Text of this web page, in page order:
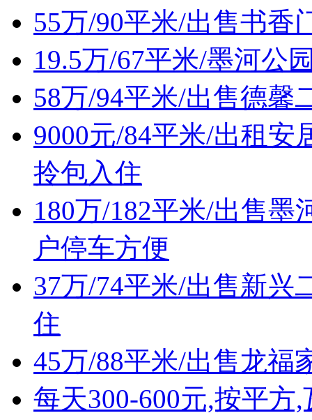
55万/90平米/出售书香
19.5万/67平米/墨河公
58万/94平米/出售德馨
9000元/84平米/出租安
拎包入住
180万/182平米/出售
户停车方便
37万/74平米/出售新兴
住
45万/88平米/出售龙福
每天300-600元,按平方